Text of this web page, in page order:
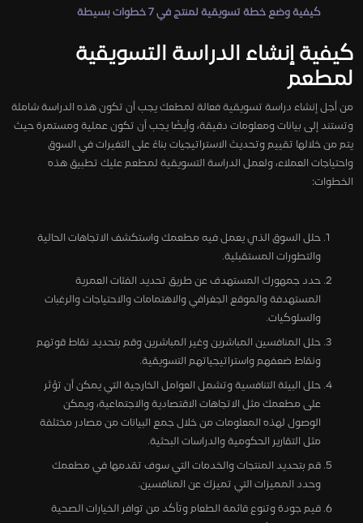
كيفية وضع خطة تسويقية لمنتج في 7 خطوات بسيطة
كيفية إنشاء الدراسة التسويقية
لمطعم
من أجل إنشاء دراسة تسويقية فعالة لمطعك يجب أن تكون هذه الدراسة شاملة
وتستند إلى بيانات ومعلومات دقيقة، وأيضًا يجب أن تكون عملية ومستمرة حيث
يتم من خلالها تقييم وتحديث الاستراتيجيات بناءً على التغيرات في السوق
واحتياجات العملاء، ولعمل الدراسة التسويقية لمطعم عليك تطبيق هذه
الخطوات:
حلل السوق الذي يعمل فيه مطعمك واستكشف الاتجاهات الحالية
والتطورات المستقبلية.
حدد جمهورك المستهدف عن طريق تحديد الفئات العمرية
المستهدفة والموقع الجغرافي والاهتمامات والاحتياجات والرغبات
والسلوكيات.
حلل المنافسين المباشرين وغير المباشرين وقم بتحديد نقاط قوتهم
ونقاط ضعفهم واستراتيجياتهم التسويقية.
حلل البيئة التنافسية وتشمل العوامل الخارجية التي يمكن أن تؤثر
على مطعمك مثل الاتجاهات الاقتصادية والاجتماعية، ويمكن
الوصول لهذه المعلومات من خلال جمع البيانات من مصادر مختلفة
مثل التقارير الحكومية والدراسات البحثية.
قم بتحديد المنتجات والخدمات التي سوف تقدمها في مطعمك
وحدد المميزات التي تميزك عن المنافسين.
قيم جودة وتنوع قائمة الطعام وتأكد من توافر الخيارات الصحية